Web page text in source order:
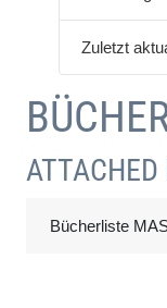
Zuletzt
ATTACHED
Bücherliste